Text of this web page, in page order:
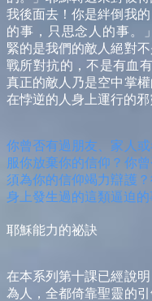
我後面去！你是絆倒我
的事，只思念人的事。
緊的是我們的敵人絕對
戰所對抗的，不是有血
真正的敵人乃是空中掌
在悖逆的人身上運行的
你曾否有過朋友、家人
服你放棄你的信仰？你
須為你的信仰竭力辯護
身上發生過的這類逼迫的
耶穌能力的祕訣
在本系列第十課已經說
為人，全都倚靠聖靈的